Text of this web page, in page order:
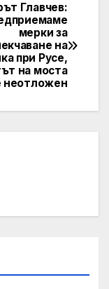
Главчев:
мерки за
на
при Русе,
на моста
неотложен